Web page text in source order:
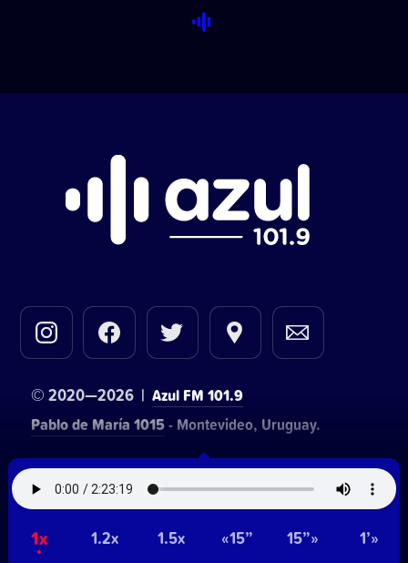
1x 1.2x 1.5x «15” 15”» 1’»
© 2020—2026 | Azul FM 101.9
Pablo de María 1015- Montevideo, Uruguay.
Contacto comercial:Walter Lapachian• Hosting:
NetUy
Privacidad~Términos y condiciones